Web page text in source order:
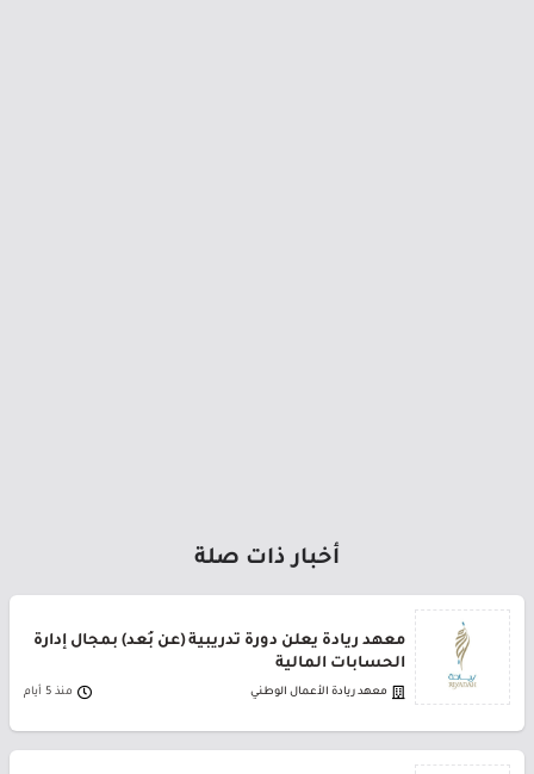
أخبار ذات صلة
معهد ريادة يعلن دورة تدريبية (عن بُعد) بمجال إدارة
الحسابات المالية
معهد ريادة الأعمال الوطني منذ 5 أيام